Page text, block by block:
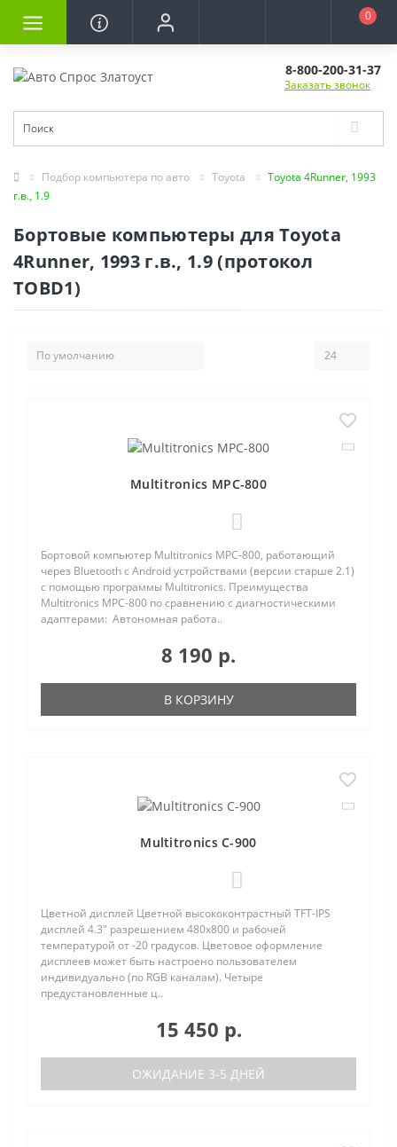
0
8-800-200-31-37
Заказать звонок
Подбор компьютера по авто Toyota
Toyota 4Runner, 1993
г.в., 1.9
Бортовые компьютеры для Toyota
4Runner, 1993 г.в., 1.9 (протокол
TOBD1)
Multitronics MPC-800
Бортовой компьютер Multitronics MPC-800, работающий
через Bluetooth с Android устройствами (версии старше 2.1)
с помощью программы Multitronics. Преимущества
Multitronics MPC-800 по сравнению с диагностическими
адаптерами: Автономная работа..
8 190 р.
В КОРЗИНУ
Multitronics C-900
Цветной дисплей Цветной высококонтрастный TFT-IPS
дисплей 4.3" разрешением 480х800 и рабочей
температурой от -20 градусов. Цветовое оформление
дисплеев может быть настроено пользователем
индивидуально (по RGB каналам). Четыре
предустановленные ц..
15 450 р.
ОЖИДАНИЕ 3-5 ДНЕЙ